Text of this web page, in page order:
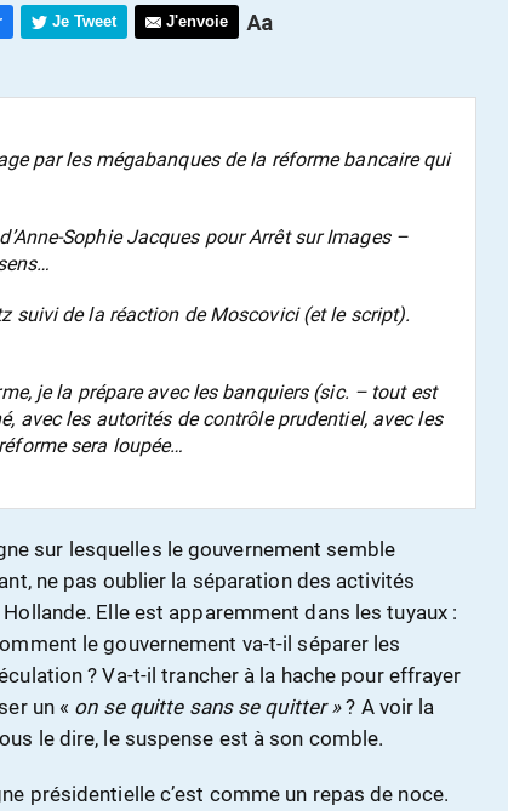
Je Tweet J'envoie
par les mégabanques de la réforme bancaire qui
Sophie Jacques pour Arrêt sur Images –
suivi de la réaction de Moscovici (et le script).
je la prépare avec les banquiers (sic. – tout est
avec les autorités de contrôle prudentiel, avec les
sera loupée…
sur lesquelles le gouvernement semble
ne pas oublier la séparation des activités
Elle est apparemment dans les tuyaux :
le gouvernement va-t-il séparer les
? Va-t-il trancher à la hache pour effrayer
un « on se quitte sans se quitter »? A voir la
le dire, le suspense est à son comble.
présidentielle c’est comme un repas de noce.